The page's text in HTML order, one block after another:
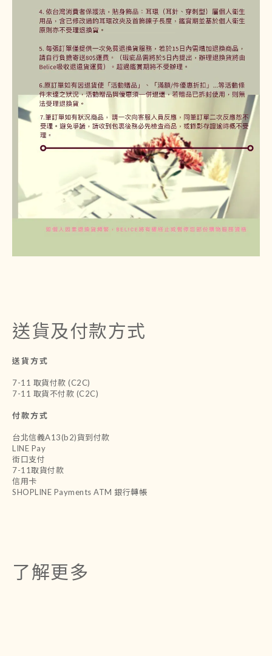
送貨及付款方式
送貨方式
7-11 取貨付款 (C2C)
7-11 取貨不付款 (C2C)
付款方式
台北信義A13(b2)貨到付款
LINE Pay
街口支付
7-11取貨付款
信用卡
SHOPLINE Payments ATM 銀行轉帳
了解更多